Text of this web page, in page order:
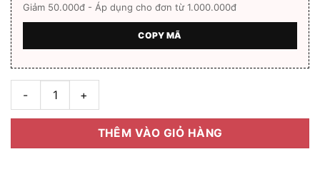
Giảm 50.000đ - Áp dụng cho đơn từ 1.000.000đ
COPY MÃ
Gọng kính GUCCI GG-0442-O Hàng chính hãng số lượng
THÊM VÀO GIỎ HÀNG